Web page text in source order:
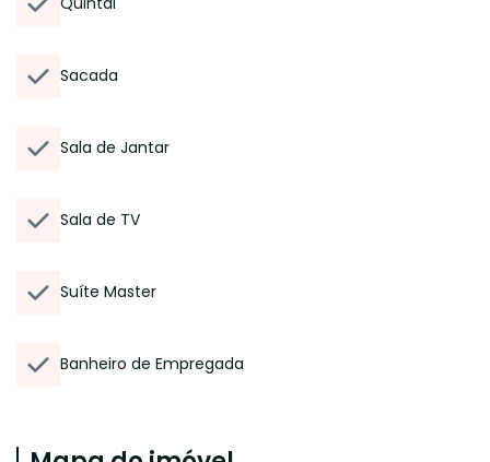
Sacada
Sala de Jantar
Sala de TV
Suíte Master
Banheiro de Empregada